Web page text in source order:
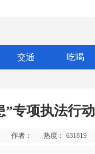
交通 吃喝
”专项执法行动
作者： 热度： 631819